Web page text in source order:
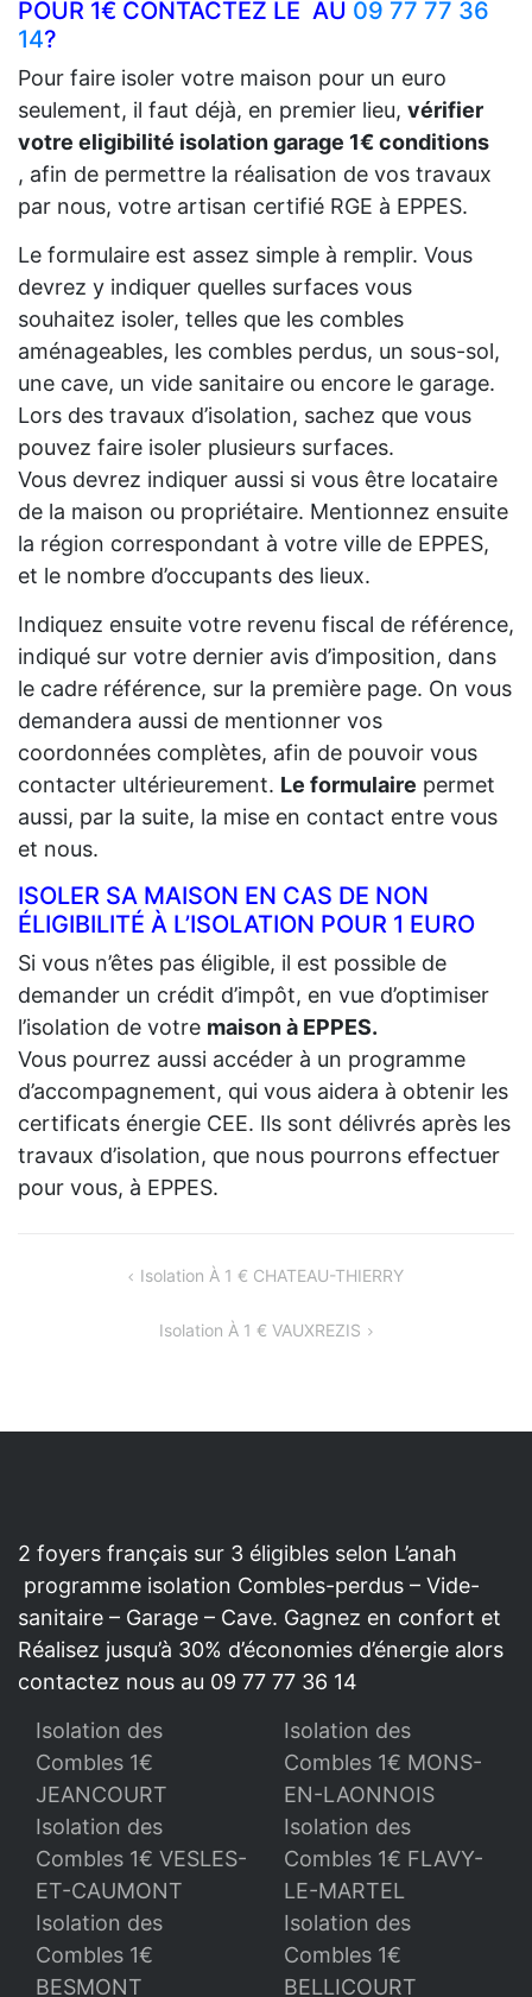
POUR 1€ CONTACTEZ LE AU 09 77 77 36
14?
Pour faire isoler votre maison pour un euro
seulement, il faut déjà, en premier lieu, vérifier
votre eligibilité isolation garage 1€ conditions
, afin de permettre la réalisation de vos travaux
par nous, votre artisan certifié RGE à EPPES.
Le formulaire est assez simple à remplir. Vous
devrez y indiquer quelles surfaces vous
souhaitez isoler, telles que les combles
aménageables, les combles perdus, un sous-sol,
une cave, un vide sanitaire ou encore le garage.
Lors des travaux d’isolation, sachez que vous
pouvez faire isoler plusieurs surfaces.
Vous devrez indiquer aussi si vous être locataire
de la maison ou propriétaire. Mentionnez ensuite
la région correspondant à votre ville de EPPES,
et le nombre d’occupants des lieux.
Indiquez ensuite votre revenu fiscal de référence,
indiqué sur votre dernier avis d’imposition, dans
le cadre référence, sur la première page. On vous
demandera aussi de mentionner vos
coordonnées complètes, afin de pouvoir vous
contacter ultérieurement. Le formulaire permet
aussi, par la suite, la mise en contact entre vous
et nous.
ISOLER SA MAISON EN CAS DE NON
ÉLIGIBILITÉ À L’ISOLATION POUR 1 EURO
Si vous n’êtes pas éligible, il est possible de
demander un crédit d’impôt, en vue d’optimiser
l’isolation de votre maison à EPPES.
Vous pourrez aussi accéder à un programme
d’accompagnement, qui vous aidera à obtenir les
certificats énergie CEE. Ils sont délivrés après les
travaux d’isolation, que nous pourrons effectuer
pour vous, à EPPES.
NAVIGATIONIsolation À 1 € CHATEAU-THIERRY
Isolation À 1 € VAUXREZIS
2 foyers français sur 3 éligibles selon L’anah
programme isolation Combles-perdus – Vide-
sanitaire – Garage – Cave. Gagnez en confort et
Réalisez jusqu’à 30% d’économies d’énergie alors
contactez nous au 09 77 77 36 14
Isolation des
Combles 1€
JEANCOURT
Isolation des
Combles 1€ MONS-
EN-LAONNOIS
Isolation des
Combles 1€ VESLES-
ET-CAUMONT
Isolation des
Combles 1€ FLAVY-
LE-MARTEL
Isolation des
Combles 1€
BESMONT
Isolation des
Combles 1€
BELLICOURT